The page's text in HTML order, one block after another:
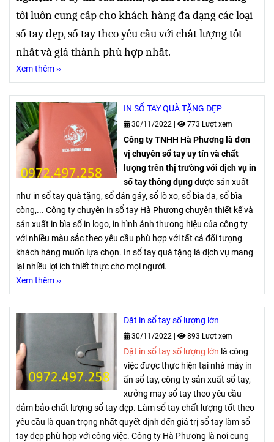
tôi luôn cung cấp cho khách hàng đa dạng các loại
sổ tay đẹp,sổ tay theo yêu cầuvới chất lượng tốt
nhất và giá thành phù hợp nhất.
Xem thêm ››
IN SỔ TAY QUÀ TẶNG ĐẸP
30/11/2022 | 773 Lượt xem
Công ty TNHH Hà Phương là đơn
vị chuyên sổ tay uy tín và chất
lượng trên thị trường với dịch vụ in
sổ tay thông dụngđược sản xuất
như in sổ tay quà tặng, sổ dán gáy, sổ lò xo, sổ bìa da, sổ bìa
còng,... Công ty chuyên in sổ tay Hà Phương chuyên thiết kế và
sản xuất in bìa sổ in logo, in hình ảnh thương hiệu của công ty
với nhiều màu sắc theo yêu cầu phù hợp với tất cả đối tượng
khách hàng muốn lựa chọn. In sổ tay quà tặng là dịch vụ mang
lại nhiều lợi ích thiết thực cho mọi người.
Xem thêm ››
Đặt in sổ tay số lượng lớn
30/11/2022 | 893 Lượt xem
Đặt in sổ tay số lượng lớn là công
việc được thực hiện tại nhà máy in
ấn sổ tay, công ty sản xuất sổ tay,
xưởng may sổ tay theo yêu cầu
đảm bảo chất lượng sổ tay đẹp. Làm sổ tay chất lượng tốt theo
yêu cầu là quan trọng nhất quyết định đến giá trị sổ tay làm sổ
tay đẹp phù hợp với công việc. Công ty Hà Phương là nơi cung